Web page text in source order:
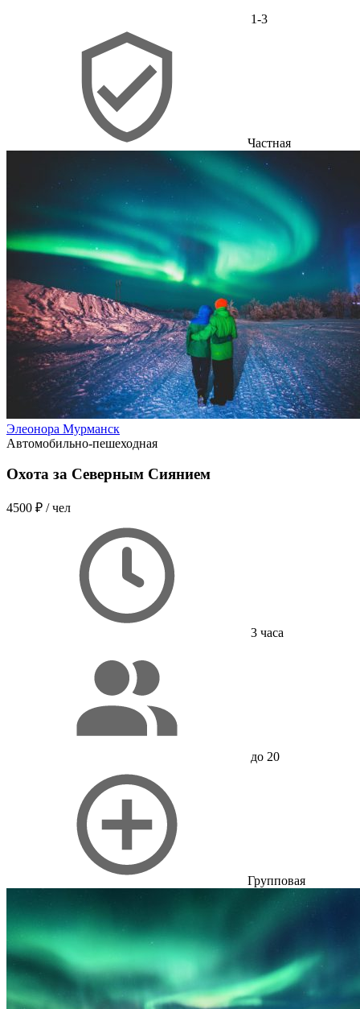
1-3
Частная
Элеонора Мурманск
Автомобильно-пешеходная
Охота за Северным Сиянием
4500 ₽ / чел
3 часа
до 20
Групповая